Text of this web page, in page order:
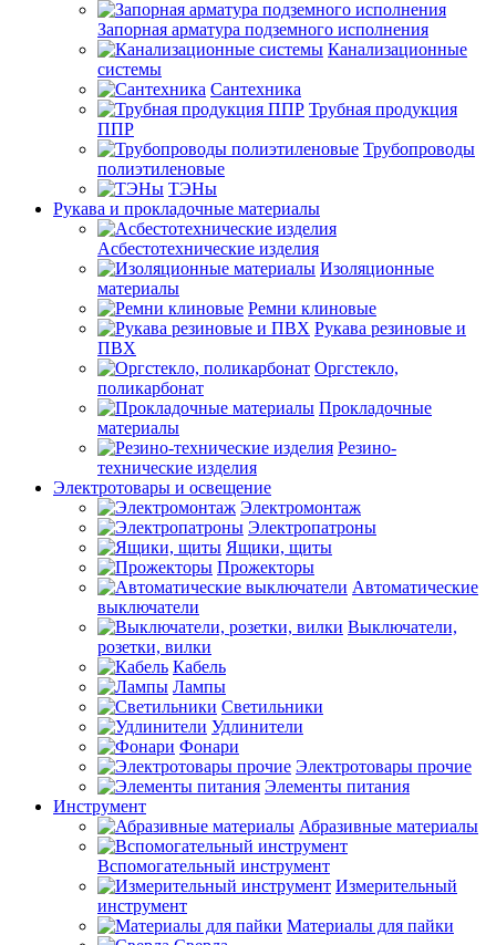
Запорная арматура подземного исполнения
Канализационные
системы
Сантехника
Трубная продукция
ППР
Трубопроводы
полиэтиленовые
ТЭНы
Рукава и прокладочные материалы
Асбестотехнические изделия
Изоляционные
материалы
Ремни клиновые
Рукава резиновые и
ПВХ
Оргстекло,
поликарбонат
Прокладочные
материалы
Резино-
технические изделия
Электротовары и освещение
Электромонтаж
Электропатроны
Ящики, щиты
Прожекторы
Автоматические
выключатели
Выключатели,
розетки, вилки
Кабель
Лампы
Светильники
Удлинители
Фонари
Электротовары прочие
Элементы питания
Инструмент
Абразивные материалы
Вспомогательный инструмент
Измерительный
инструмент
Материалы для пайки